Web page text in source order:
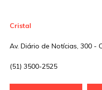
Cristal
Av. Diário de Notícias, 300 -
(51) 3500-2525